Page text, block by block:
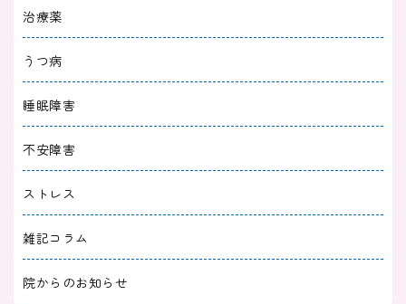
パニック障害で仕事を無理なく続ける方法３
選！おすすめの仕事も紹介
2024/01/12
自力でできる不安神経症の治し方【苦手なシー
ンを克服する５つの方法】
パニック障害で歯医者行けない人向け【５つの
秘策】通いやすい院の特徴も
治療薬
うつ病
睡眠障害
不安障害
ストレス
雑記コラム
院からのお知らせ